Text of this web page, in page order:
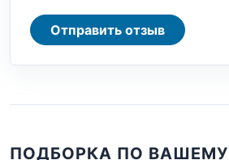
Отправить отзыв
ПОДБОРКА ПО